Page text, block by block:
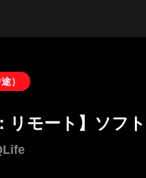
）
リモート】ソフ